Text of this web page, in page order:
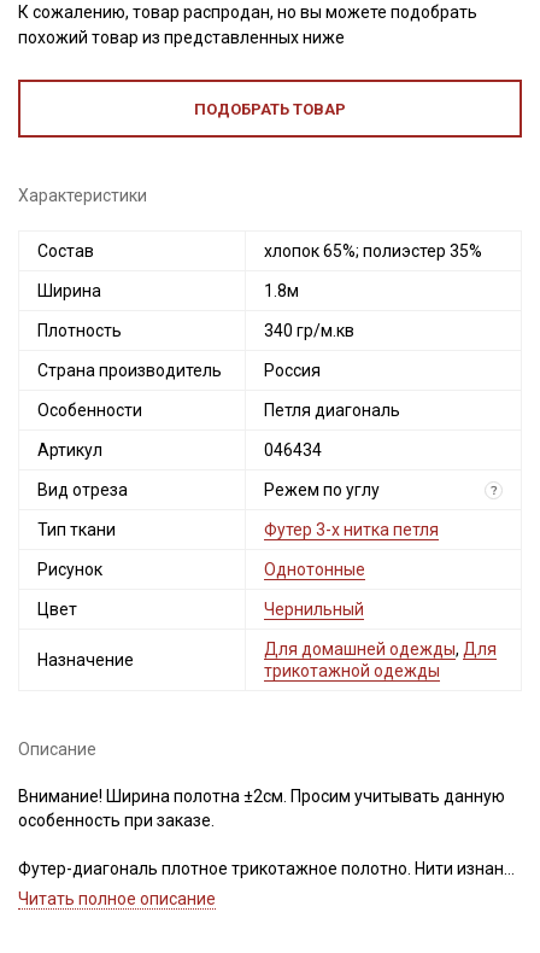
К сожалению, товар распродан, но вы можете подобрать
похожий товар из представленных ниже
ПОДОБРАТЬ ТОВАР
Характеристики
Состав хлопок 65%; полиэстер 35%
Ширина 1.8м
Плотность 340 гр/м.кв
Страна производитель Россия
Особенности Петля диагональ
Артикул 046434
Вид отреза Режем по углу ?
Тип ткани Футер 3-х нитка петля
Рисунок Однотонные
Цвет Чернильный
Назначение
Для домашней одежды, Для
трикотажной одежды
Описание
Внимание! Ширина полотна ±2см. Просим учитывать данную
особенность при заказе.
Футер-диагональ плотное трикотажное полотно. Нити изнанки
образуют диагоналевый рубчик, сплетены по
Читать полное описание